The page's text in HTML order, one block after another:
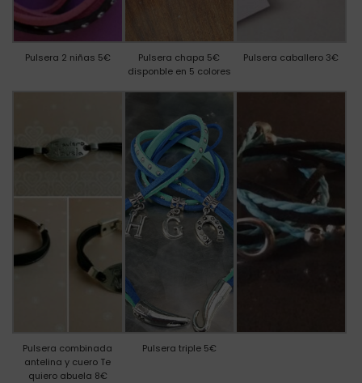
Pulsera 2 niñas 5€
Pulsera chapa 5€
disponble en 5 colores
Pulsera caballero 3€
Pulsera combinada
antelina y cuero Te
quiero abuela 8€
Pulsera triple 5€